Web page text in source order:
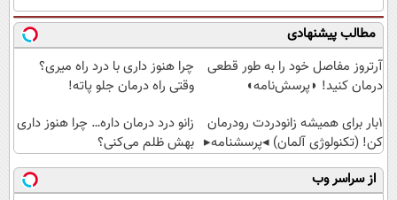
مطالب پیشنهادی
آرتروز مفاصل خود را به طور قطعی
درمان کنید! ◗پرسش‌نامه◖
چرا هنوز داری با درد راه میری؟
وقتی راه درمان جلو پاته!
1بار برای همیشه زانودردت رودرمان
کن! (تکنولوژی آلمان) ◂پرسشنامه▸
زانو درد درمان داره… چرا هنوز داری
بهش ظلم می‌کنی؟
از سراسر وب